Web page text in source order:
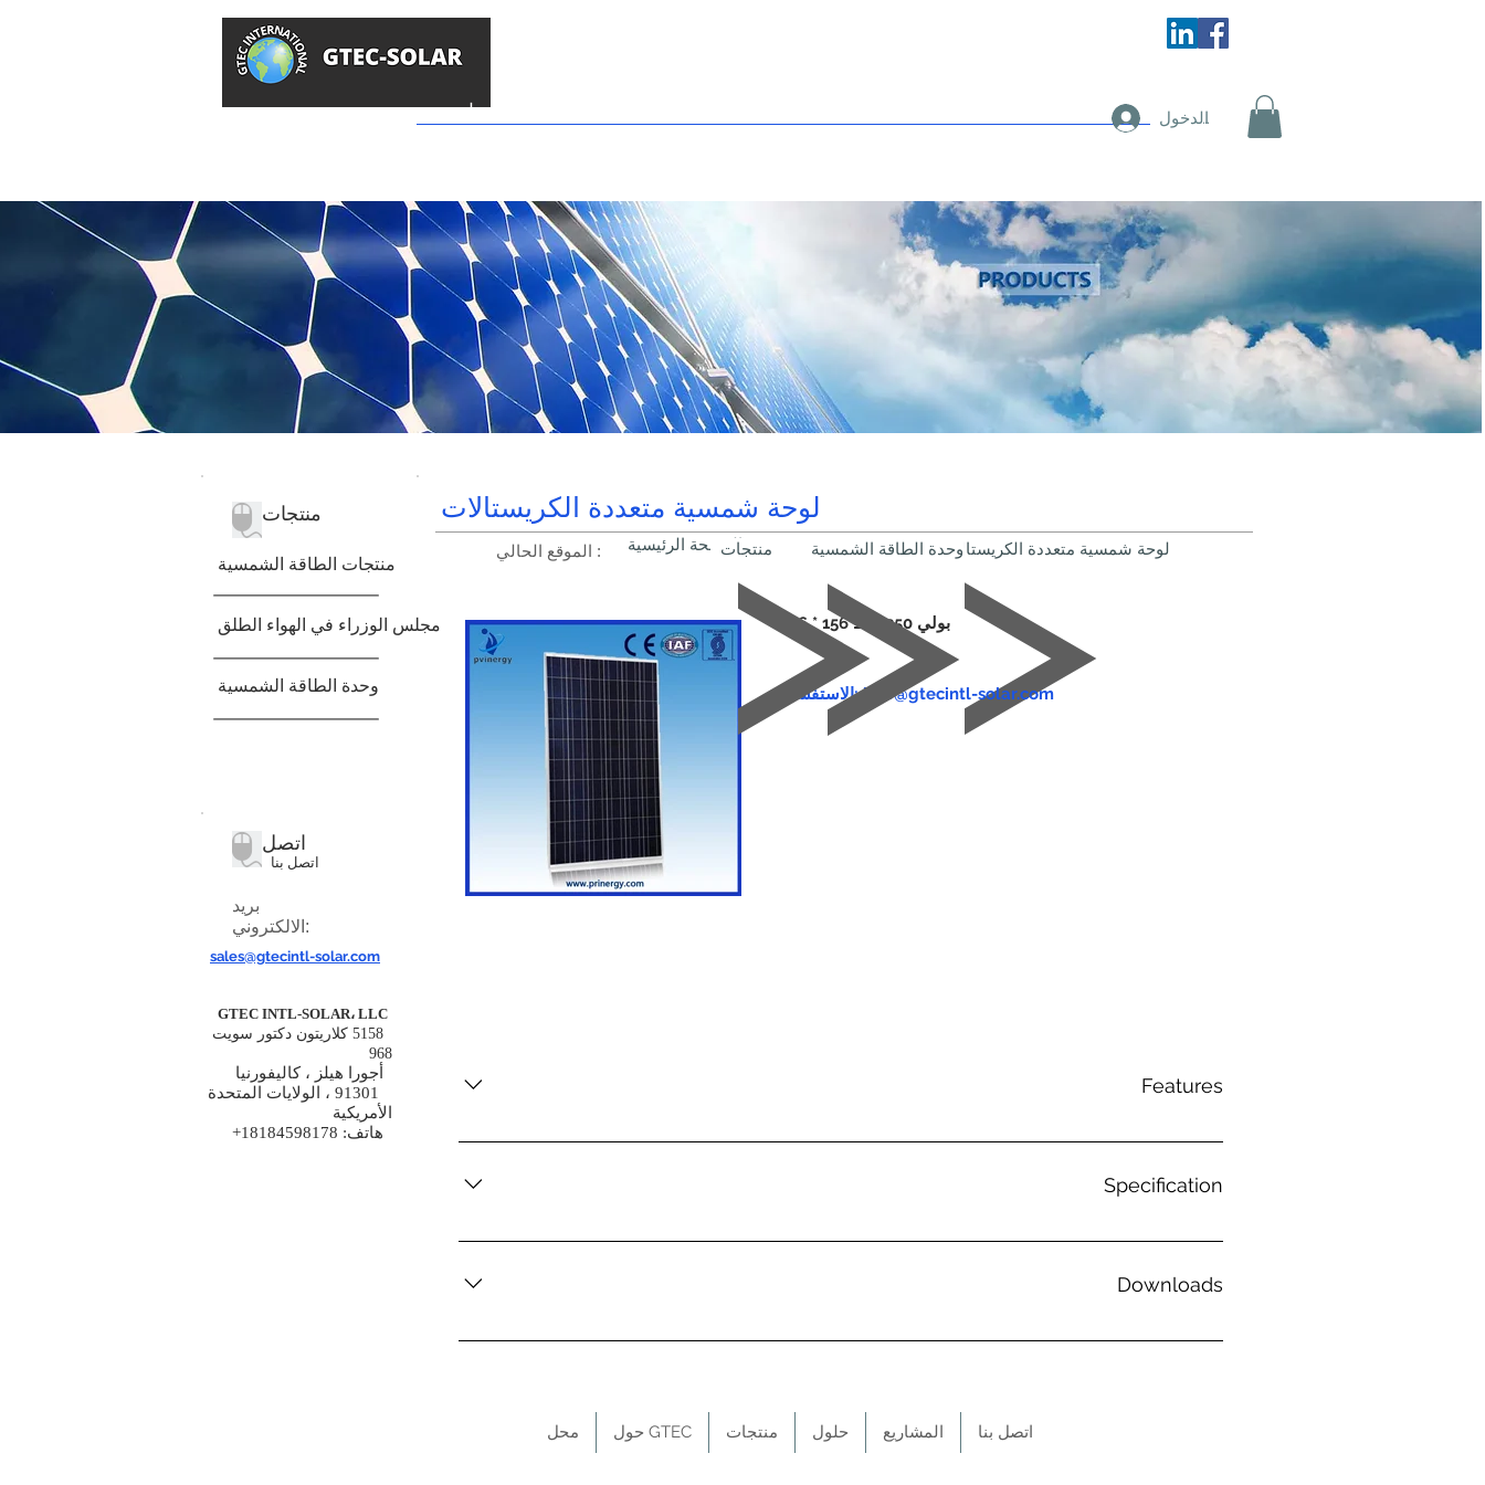
GTEC - سولار
محل اتصل بنا تسجيل الدخول
منتجات
منتجات الطاقة الشمسية
مجلس الوزراء في الهواء الطلق
وحدة الطاقة الشمسية
اتصل
اتصل بنا
بريد
الالكتروني:
sales@gtecintl-solar.com
GTEC INTL-SOLAR، LLC
5158 كلاريتون دكتور سويت
968
أجورا هيلز ، كاليفورنيا
91301 ، الولايات المتحدة
الأمريكية
هاتف: 18184598178+
لوحة شمسية متعددة الكريستالات
لوحة شمسية متعددة الكريستالات
بولي 250 واط 156 * 156
الاستفسار: info@gtecintl-solar.com
Features
...
Specification
Downloads
POLY 250W 156*156
الموقع الحالي : الصفحة الرئيسيةمنتجات وحدة الطاقة الشمسية
محل حول GTEC منتجات حلول المشاريع اتصل بنا